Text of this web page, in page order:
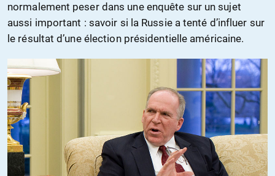
normalement peser dans une enquête sur un sujet
aussi important : savoir si la Russie a tenté d’influer sur
le résultat d’une élection présidentielle américaine.